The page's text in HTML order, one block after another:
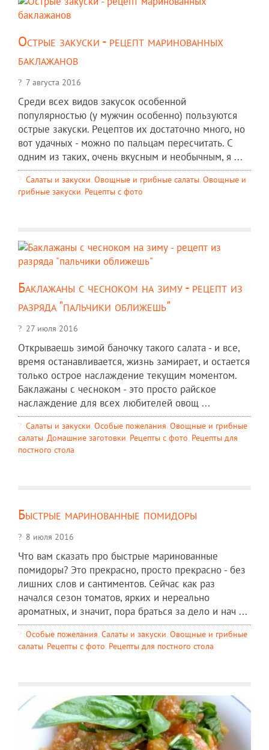
Острые закуски - рецепт маринованных
баклажанов
7 августа 2016
Среди всех видов закусок особенной
популярностью (у мужчин особенно) пользуются
острые закуски. Рецептов их достаточно много, но
вот удачных - можно по пальцам пересчитать. С
одним из таких, очень вкусным и необычным, я ...
Салаты и закуски, Овощные и грибные салаты, Овощные и
грибные закуски, Рецепты c фото
Баклажаны с чесноком на зиму - рецепт из
разряда "пальчики оближешь"
27 июля 2016
Открываешь зимой баночку такого салата - и все,
время останавливается, жизнь замирает, и остается
только острое наслаждение текущим моментом.
Баклажаны с чесноком - это просто райское
наслаждение для всех любителей овощ ...
Салаты и закуски, Особые пожелания, Овощные и грибные
салаты, Домашние заготовки, Рецепты c фото, Рецепты для
постного стола
Быстрые маринованные помидоры
8 июля 2016
Что вам сказать про быстрые маринованные
помидоры? Это прекрасно, просто прекрасно - без
лишних слов и сантиментов. Сейчас как раз
начался сезон томатов, ярких и нереально
ароматных, и значит, пора браться за дело и нач ...
Особые пожелания, Салаты и закуски, Овощные и грибные
салаты, Рецепты c фото, Рецепты для постного стола